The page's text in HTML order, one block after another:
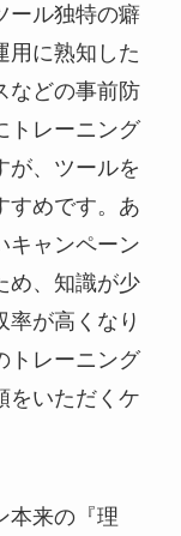
ール独特の癖
用に熟知した
などの事前防
トレーニング
が、ツールを
すめです。あ
キャンペーン
め、知識が少
率が高くなり
トレーニング
をいただくケ
本来の『理